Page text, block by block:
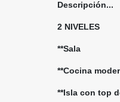
Descripción...
2 NIVELES
**Sala
**Cocina
**Isla con top